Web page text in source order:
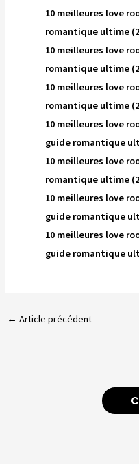
10 meilleures love
romantique ultime
10 meilleures love
romantique ultime
10 meilleures love
romantique ultime
10 meilleures love
guide romantique
10 meilleures love
romantique ultime
10 meilleures love
guide romantique
10 meilleures love
guide romantique
← Article précédent